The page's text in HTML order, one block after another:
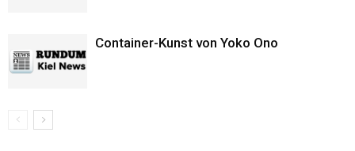
Container-Kunst von Yoko Ono